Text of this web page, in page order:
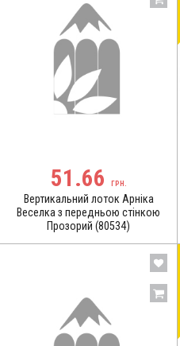
51.66 ГРН.
Вертикальний лоток Арніка
Веселка з передньою стінкою
Прозорий (80534)